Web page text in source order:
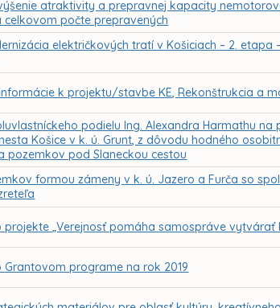
atraktivity a prepravnej kapacity
počte prepravených
električkových tratí v Košiciach – 2.
k projektu/stavbe KE, Rekonštrukcia a
podielu Ing. Alexandra Harmathu
Košice v k. ú. Grunt, z dôvodu hodného
pozemkov pod Slaneckou cestou
formou zámeny v k. ú. Jazero a Furča so
„Verejnosť pomáha samospráve vytvárať
Grantovom programe na rok 2019